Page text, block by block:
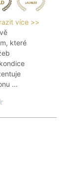
více >>
které
...